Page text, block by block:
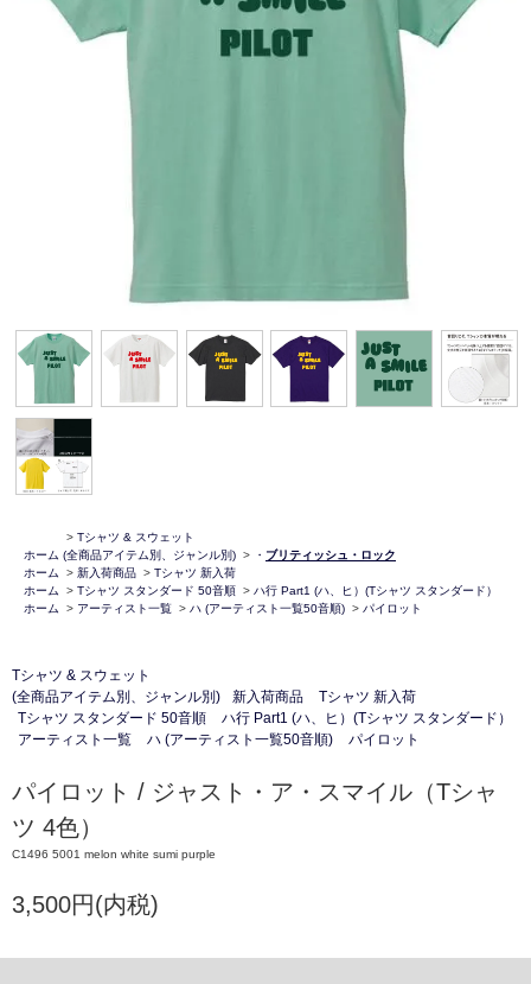
ホーム
> Tシャツ & スウェット
(全商品アイテム別、ジャンル別) > ・ ブリティッシュ・ロック
ホーム
> 新入荷商品 > Tシャツ 新入荷
ホーム
> Tシャツ スタンダード 50音順 > ハ行 Part1 (ハ、ヒ）(Tシャツ スタンダード）
ホーム
> アーティスト一覧 > ハ (アーティスト一覧50音順) > パイロット
Tシャツ & スウェット
(全商品アイテム別、ジャンル別)
新入荷商品
Tシャツ 新入荷
Tシャツ スタンダード 50音順
ハ行 Part1 (ハ、ヒ）(Tシャツ スタンダード）
アーティスト一覧
ハ (アーティスト一覧50音順) パイロット
パイロット / ジャスト・ア・スマイル（Tシャ
ツ 4色）
C1496 5001 melon white sumi purple
3,500円(内税)